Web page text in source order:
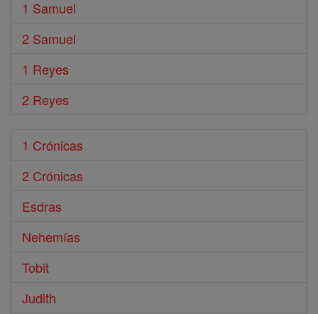
1 Samuel
2 Samuel
1 Reyes
2 Reyes
1 Crónicas
2 Crónicas
Esdras
Nehemías
Tobit
Judith